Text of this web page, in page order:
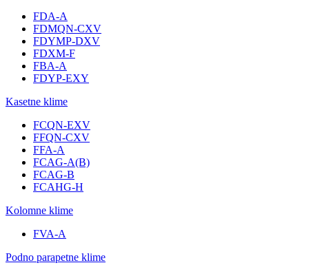
FDA-A
FDMQN-CXV
FDYMP-DXV
FDXM-F
FBA-A
FDYP-EXY
Kasetne klime
FCQN-EXV
FFQN-CXV
FFA-A
FCAG-A(B)
FCAG-B
FCAHG-H
Kolomne klime
FVA-A
Podno parapetne klime